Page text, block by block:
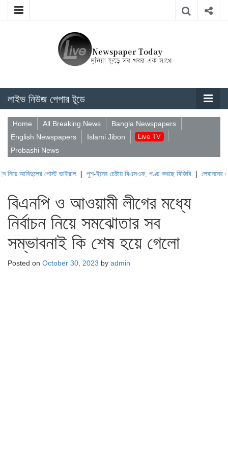
লাইভ নিউজ পেপার টুডে
Home All Breaking News
Bangla Newspapers
English Newspapers
Islami Jibon Live TV
Probashi News
পোস্ট ভাইরাল|পুশ-ইনের চেষ্টায় বিএসএফ, পণ্ড করছে বিজিবি |লেবাননের ঐতিহাসিক
বিএনপি ও আওয়ামী লীগের মধ্যে
নির্বাচন নিয়ে সমঝোতার সব
সম্ভাবনাই কি শেষ হয়ে গেলো
Posted on October 30, 2023 by admin